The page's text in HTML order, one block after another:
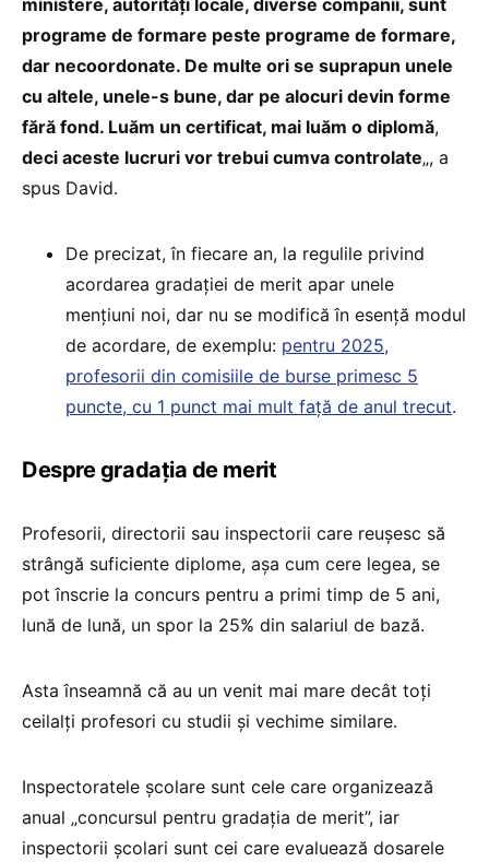
ministere, autorități locale, diverse companii, sunt
programe de formare peste programe de formare,
dar necoordonate. De multe ori se suprapun unele
cu altele, unele-s bune, dar pe alocuri devin forme
fără fond. Luăm un certificat, mai luăm o diplomă,
deci aceste lucruri vor trebui cumva controlate„, a
spus David.
De precizat, în fiecare an, la regulile privind
acordarea gradației de merit apar unele
mențiuni noi, dar nu se modifică în esență modul
de acordare, de exemplu: pentru 2025,
profesorii din comisiile de burse primesc 5
puncte, cu 1 punct mai mult față de anul trecut.
Despre gradația de merit
Profesorii, directorii sau inspectorii care reușesc să
strângă suficiente diplome, așa cum cere legea, se
pot înscrie la concurs pentru a primi timp de 5 ani,
lună de lună, un spor la 25% din salariul de bază.
Asta înseamnă că au un venit mai mare decât toți
ceilalți profesori cu studii și vechime similare.
Inspectoratele școlare sunt cele care organizează
anual „concursul pentru gradația de merit”, iar
inspectorii școlari sunt cei care evaluează dosarele